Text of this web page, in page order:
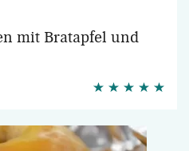
mit Bratapfel und